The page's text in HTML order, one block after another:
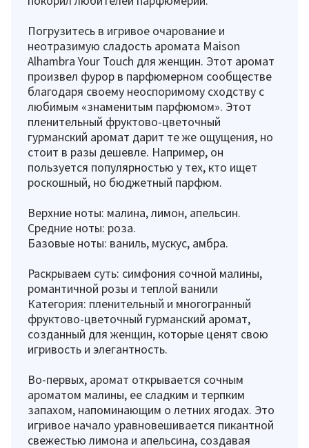
Погрузитесь в игривое очарование и
неотразимую сладость аромата Maison
Alhambra Your Touch для женщин. Этот аромат
произвел фурор в парфюмерном сообществе
благодаря своему неоспоримому сходству с
любимым «знаменитым парфюмом». Этот
пленительный фруктово-цветочный
гурманский аромат дарит те же ощущения, но
стоит в разы дешевле. Например, он
пользуется популярностью у тех, кто ищет
роскошный, но бюджетный парфюм.
Верхние ноты: малина, лимон, апельсин.
Средние ноты: роза.
Базовые ноты: ваниль, мускус, амбра.
Раскрываем суть: симфония сочной малины,
романтичной розы и теплой ванили
Категория: пленительный и многогранный
фруктово-цветочный гурманский аромат,
созданный для женщин, которые ценят свою
игривость и элегантность.
Во-первых, аромат открывается сочным
ароматом малины, ее сладким и терпким
запахом, напоминающим о летних ягодах. Это
игривое начало уравновешивается пикантной
свежестью лимона и апельсина, создавая